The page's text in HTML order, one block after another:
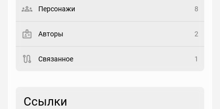
Рейтинг
Выберите реакцию
Персонажи 8
Авторы 2
Связанное 1
Ссылки